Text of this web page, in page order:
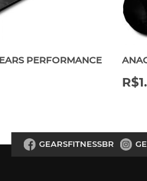
PERFORMANCE
R$
GEARSFITNESSBR